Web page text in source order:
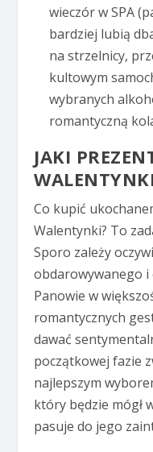
wieczór w SPA
bardziej lubią
na strzelnicy,
kultowym
wybranych
romantyczną
JAKI
Co kupić
Walentynki? To
Sporo zależy
obdarowywanego i
Panowie w
romantycznych
dawać
początkowej fazie
najlepszym
który będzie mógł
pasuje do jego